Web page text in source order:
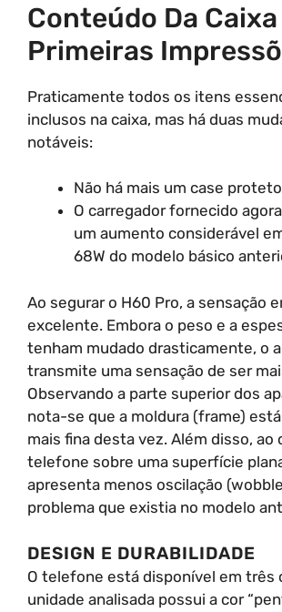
Conteúdo Da Caixa
Primeiras
Praticamente todos os itens
inclusos na caixa, mas há duas
notáveis:
Não há mais um case
O carregador fornecido
um aumento considerável
68W do modelo básico
Ao segurar o H60 Pro, a sensação
excelente. Embora o peso e a
tenham mudado drasticamente, o
transmite uma sensação de ser
Observando a parte superior dos
nota-se que a moldura (frame)
mais fina desta vez. Além disso, ao
telefone sobre uma superfície
apresenta menos oscilação
problema que existia no modelo
DESIGN E DURABILIDADE
O telefone está disponível em três
unidade analisada possui a cor